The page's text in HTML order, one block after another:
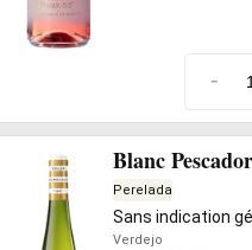
-
Blanc
Perelada
Sans indication
Verdejo